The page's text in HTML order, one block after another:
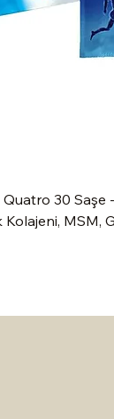
30 Saşe
MSM,